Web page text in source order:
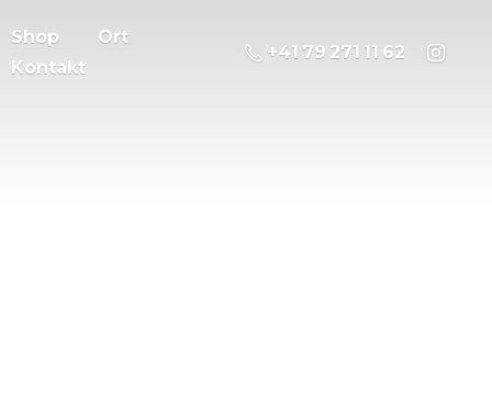
Shop
Ort
Kontakt
‭+41 79 271 11 62